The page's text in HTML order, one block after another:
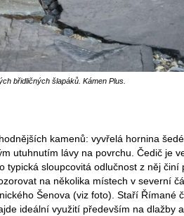
břidličných šlapáků. Kámen Plus.
kamenů: vyvřelá hornina
utuhnutím lávy na povrchu. Čedič je
typická sloupcovitá odlučnost z něj
na několika místech v severní
Šenova (viz foto). Staří Římané
ideální využití především na dlažby